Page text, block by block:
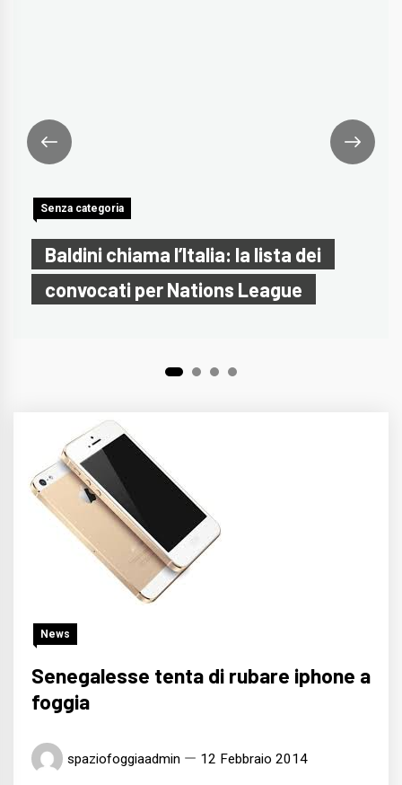
Senza categoria
Baldini chiama l’Italia: la lista dei
convocati per Nations League
News
Senegalesse tenta di rubare iphone a
foggia
spaziofoggiaadmin 12 Febbraio 2014